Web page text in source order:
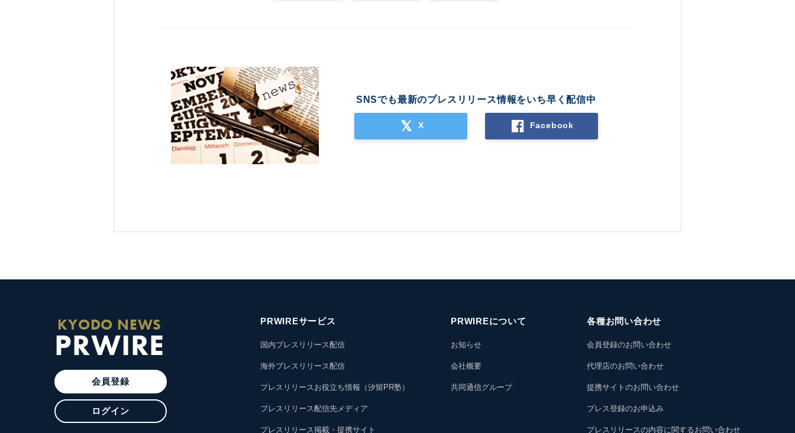
SNSでも最新のプレスリリース情報をいち早く配信中
X Facebook
KYODO NEWS
PRWIRE
会員登録
ログイン
PRWIREサービス
国内プレスリリース配信
海外プレスリリース配信
プレスリリースお役立ち情報（汐留PR塾）
プレスリリース配信先メディア
プレスリリース掲載・提携サイト
PRWIREについて
お知らせ
会社概要
共同通信グループ
各種お問い合わせ
会員登録のお問い合わせ
代理店のお問い合わせ
提携サイトのお問い合わせ
プレス登録のお申込み
プレスリリースの内容に関するお問い合わせ